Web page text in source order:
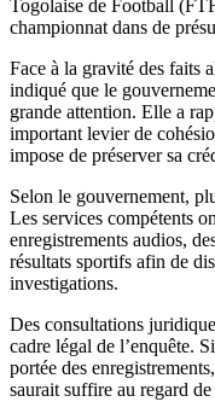
Togolaise de Football
championnat dans de
Face à la gravité des faits
indiqué que le
grande attention. Elle a
important levier de
impose de préserver sa
Selon le gouvernement,
Les services compétents
enregistrements audios,
résultats sportifs afin de
investigations.
Des consultations
cadre légal de l’enquête.
portée des
saurait suffire au regard